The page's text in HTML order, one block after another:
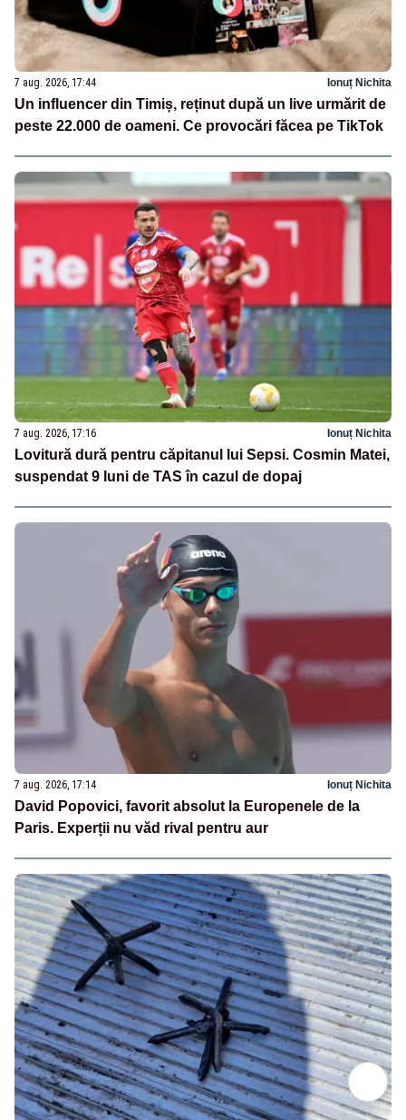
7 aug. 2026, 17:44 Ionuț Nichita
Un influencer din Timiș, reținut după un live urmărit de
peste 22.000 de oameni. Ce provocări făcea pe TikTok
7 aug. 2026, 17:16 Ionuț Nichita
Lovitură dură pentru căpitanul lui Sepsi. Cosmin Matei,
suspendat 9 luni de TAS în cazul de dopaj
7 aug. 2026, 17:14 Ionuț Nichita
David Popovici, favorit absolut la Europenele de la
Paris. Experții nu văd rival pentru aur